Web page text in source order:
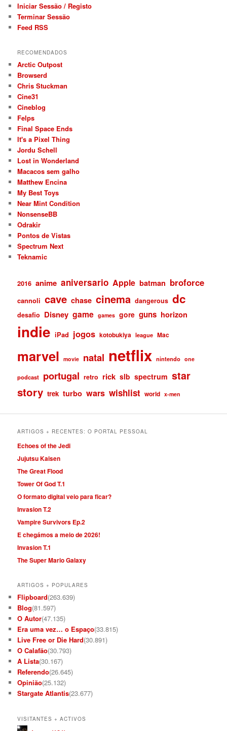
Iniciar Sessão / Registo
Terminar Sessão
Feed RSS
RECOMENDADOS
Arctic Outpost
Browserd
Chris Stuckman
Cine31
Cineblog
Felps
Final Space Ends
It's a Pixel Thing
Jordu Schell
Lost in Wonderland
Macacos sem galho
Matthew Encina
My Best Toys
Near Mint Condition
NonsenseBB
Odrakir
Pontos de Vistas
Spectrum Next
Teknamic
2016 anime aniversario Apple batman broforce
cannoli cave chase cinema dangerous dc
desafio Disney game games gore guns horizon
indie iPad jogos kotobukiya league Mac
marvel movie natal netflix nintendo one
podcast portugal retro rick slb spectrum star
story trek turbo wars wishlist world x-men
ARTIGOS + RECENTES: O PORTAL PESSOAL
Echoes of the Jedi
Jujutsu Kaisen
The Great Flood
Tower Of God T.1
O formato digital veio para ficar?
Invasion T.2
Vampire Survivors Ep.2
E chegámos a meio de 2026!
Invasion T.1
The Super Mario Galaxy
ARTIGOS + POPULARES
Flipboard(263.639)
Blog(81.597)
O Autor(47.135)
Era uma vez… o Espaço(33.815)
Live Free or Die Hard(30.891)
O Calafão(30.793)
A Lista(30.167)
Referendo(26.645)
Opinião(25.132)
Stargate Atlantis(23.677)
VISITANTES + ACTIVOS